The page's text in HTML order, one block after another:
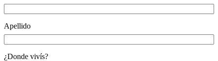
Apellido
¿Donde vivís?